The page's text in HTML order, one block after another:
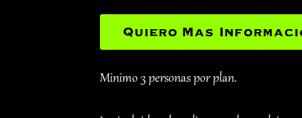
Quiero Mas
Minimo 3 personas por plan.